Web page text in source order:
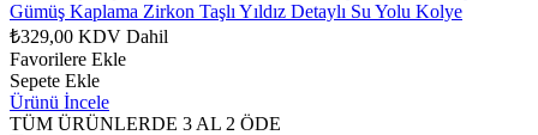
Gümüş Kaplama Zirkon Taşlı Yıldız Detaylı Su Yolu Kolye
₺329,00 KDV Dahil
Favorilere Ekle
Sepete Ekle
Ürünü İncele
TÜM ÜRÜNLERDE 3 AL 2 ÖDE